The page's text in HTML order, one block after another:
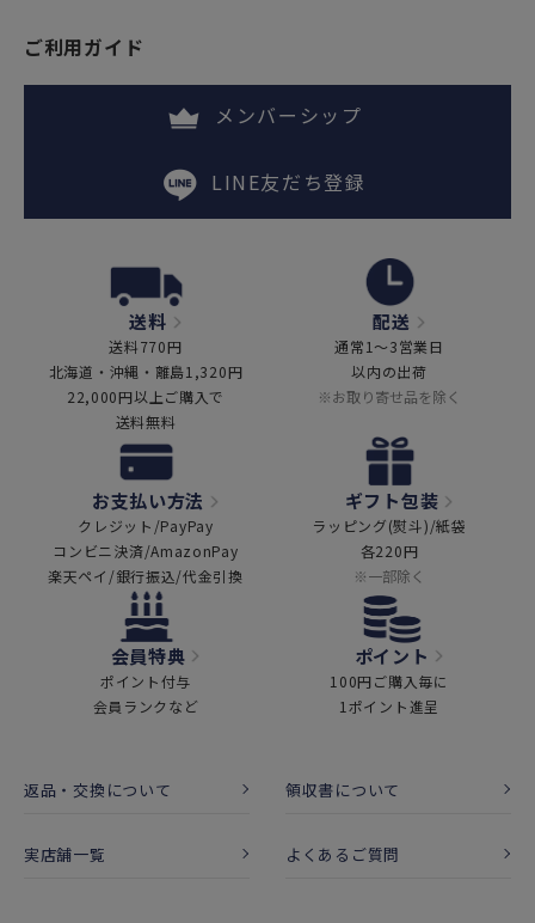
ご利用ガイド
メンバーシップ
LINE友だち登録
送料
送料770円
北海道・沖縄・離島1,320円
22,000円以上ご購入で
送料無料
配送
通常1～3営業日
以内の出荷
※お取り寄せ品を除く
お支払い方法
クレジット/PayPay
コンビニ決済/AmazonPay
楽天ペイ/銀行振込/代金引換
ギフト包装
ラッピング(熨斗)/紙袋
各220円
※一部除く
会員特典
ポイント付与
会員ランクなど
ポイント
100円ご購入毎に
1ポイント進呈
返品・交換について 領収書について
実店舗一覧 よくあるご質問